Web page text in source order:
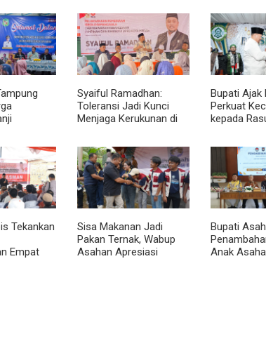
Syaiful Ramadhan:
Toleransi Jadi Kunci
Menjaga Kerukunan di
Kota Medan
Bupati Ajak
Perkuat
kepada
Tekankan
Empat
Sisa Makanan Jadi
Pakan Ternak, Wabup
Asahan Apresiasi
Bupati
Anak